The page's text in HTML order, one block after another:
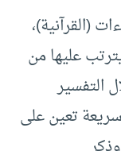
(القرآنية)،
عليها من
التفسير
سريعة تعين على